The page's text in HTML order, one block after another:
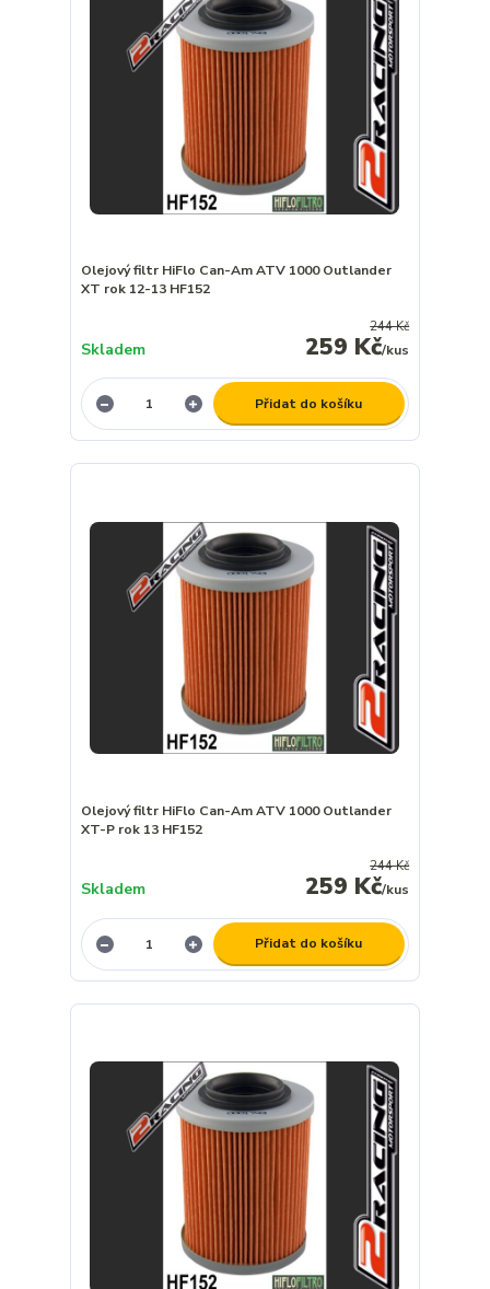
Olejový filtr HiFlo Can-Am ATV 1000 Outlander
XT rok 12-13 HF152
244 Kč
259 Kč/kus
Skladem
Přidat do košíku
Olejový filtr HiFlo Can-Am ATV 1000 Outlander
XT-P rok 13 HF152
244 Kč
259 Kč/kus
Skladem
Přidat do košíku